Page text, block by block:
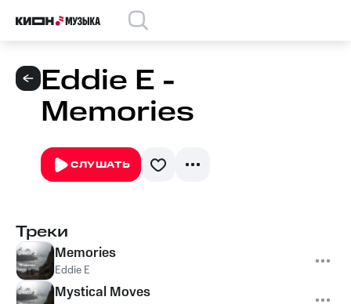
Eddie E -
Memories
СЛУШАТЬ
Треки
Memories
Eddie E
Mystical Moves